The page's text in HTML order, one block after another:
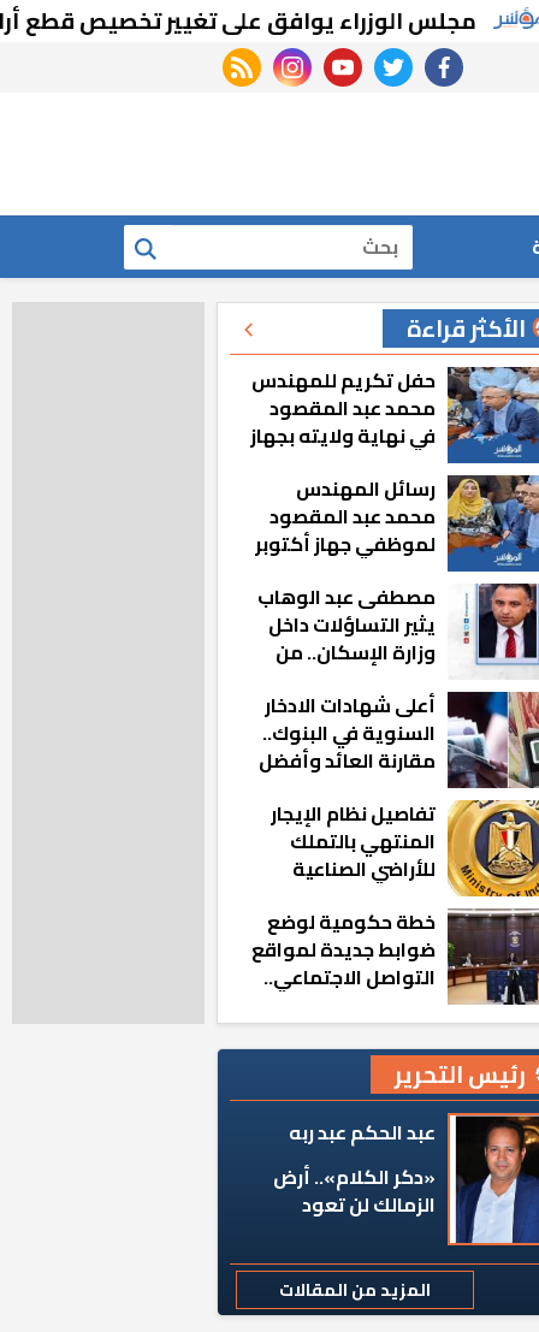
الوزراء يوافق على تغيير تخصيص قطع أراضي
facebook
twitter
youtube
instagram
rss feed
بحث
الأكثر قراءة
حفل تكريم للمهندس
محمد عبد المقصود
في نهاية ولايته بجهاز
رسائل المهندس
محمد عبد المقصود
لموظفي جهاز أكتوبر
مشيت والمدينة
رجعت للخلف»
مصطفى عبد الوهاب
يثير التساؤلات داخل
وزارة الإسكان.. من
المناصب؟
أعلى شهادات الادخار
السنوية في البنوك..
مقارنة العائد وأفضل
تفاصيل نظام الإيجار
المنتهي بالتملك
للأراضي الصناعية
خطة حكومية لوضع
ضوابط جديدة لمواقع
التواصل الاجتماعي..
رئيس التحرير
عبد الحكم عبد ربه
«دكر الكلام».. أرض
الزمالك لن تعود
المزيد من المقالات